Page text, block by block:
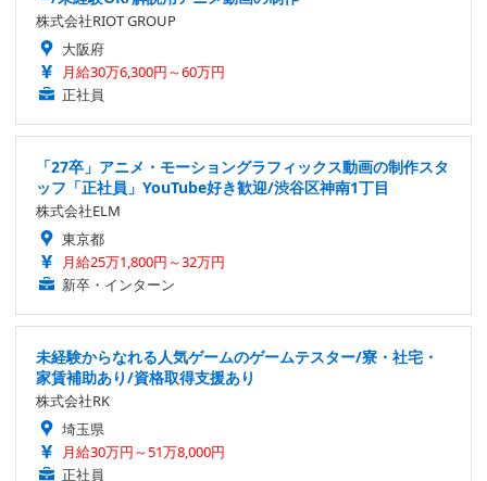
株式会社RIOT GROUP
大阪府
月給30万6,300円～60万円
正社員
「27卒」アニメ・モーショングラフィックス動画の制作スタ
ッフ「正社員」YouTube好き歓迎/渋谷区神南1丁目
株式会社ELM
東京都
月給25万1,800円～32万円
新卒・インターン
未経験からなれる人気ゲームのゲームテスター/寮・社宅・
家賃補助あり/資格取得支援あり
株式会社RK
埼玉県
月給30万円～51万8,000円
正社員